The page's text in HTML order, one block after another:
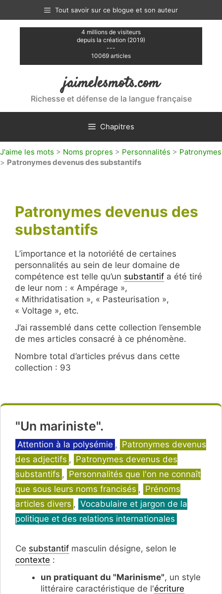
contenu
Tout savoir sur ce blogue et son auteur
4 millions de visiteurs
depuis la création (2019)
---
10069 articles
jaimelesmots.com
Richesse et défense de la langue française
Chapitres
J'aime les mots > Noms propres > Personnalités > Patronymes
> Patronymes devenus des substantifs
Patronymes devenus des
substantifs
L’importance et la notoriété de certaines
personnalités au sein de leur domaine de
compétence est telle qu’un substantif a été tiré
de leur nom : « Ampérage »,
« Mithridatisation », « Pasteurisation »,
« Voltage », etc.
J’ai rassemblé dans cette collection l’ensemble
de mes articles consacré à ce phénomène.
Nombre total d’articles prévus dans cette
collection : 93
"Un mariniste".
Catégories
Attention à la polysémie , Patronymes devenus
des adjectifs , Patronymes devenus des
substantifs , Personnalités que l'on ne connaît
que sous leurs noms francisés , Prénoms
articles divers , Vocabulaire et jargon de la
politique et des relations internationales
Ce substantif masculin désigne, selon le
contexte :
un pratiquant du "Marinisme", un style
littéraire caractéristique de l'écriture